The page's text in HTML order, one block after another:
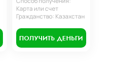
Карта или счет
Гражданство: Казахстан
ПОЛУЧИТЬ ДЕНЬГИ